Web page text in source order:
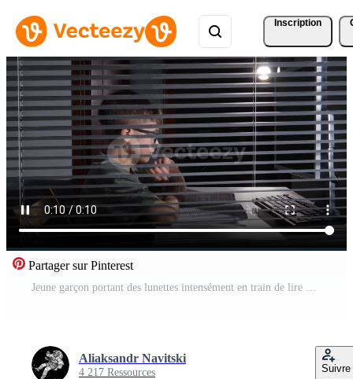
Inscription
Partager sur Pinterest
Jeune garçon portant des lunettes intensément en train de lire une livre à une bureau tandis que une ordinateur clavier est assis proche, vu par vénitien stores dans une vaguement allumé pièce représentant concentrer et éducation Vidéo Pro
Aliaksandr Navitski
4 217 Ressources Suivre